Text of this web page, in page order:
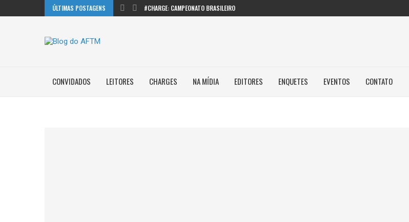
ÚLTIMAS POSTAGENS #CHARGE: CAMPEONATO BRASILEIRO
CONVIDADOS LEITORES CHARGES NA MÍDIA EDITORES ENQUETES EVENTOS CONTATO